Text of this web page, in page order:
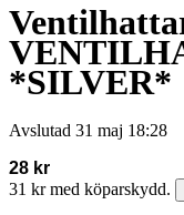
*SILVER*
Avslutad 31 maj 18:28
28 kr
31 kr med köparskydd.